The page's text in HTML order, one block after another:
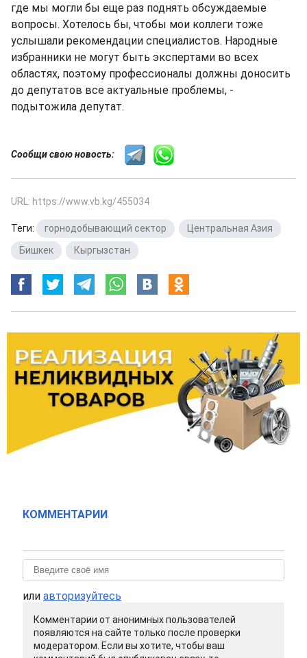
где мы могли бы еще раз поднять обсуждаемые
вопросы. Хотелось бы, чтобы мои коллеги тоже
услышали рекомендации специалистов. Народные
избранники не могут быть экспертами во всех
областях, поэтому профессионалы должны доносить
до депутатов все актуальные проблемы, -
подытожила депутат.
Сообщи свою новость:
URL: https://www.vb.kg/455034
Теги: горнодобывающий сектор Центральная Азия
Бишкек
Кыргызстан
КОММЕНТАРИИ
или авторизуйтесь
Комментарии от анонимных пользователей
появляются на сайте только после проверки
модератором. Если вы хотите, чтобы ваш